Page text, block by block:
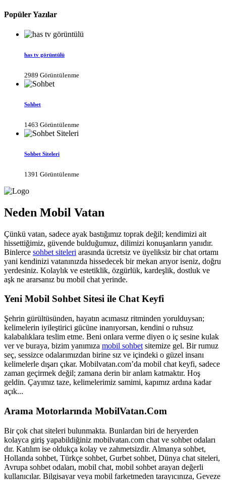
Popüler Yazılar
has tv görüntülü
2989 Görüntülenme
Sohbet
1463 Görüntülenme
Sohbet Siteleri
1391 Görüntülenme
Neden Mobil Vatan
Çünkü vatan, sadece ayak bastığımız toprak değil; kendimizi ait
hissettiğimiz, güvende bulduğumuz, dilimizi konuşanların yanıdır.
Binlerce sohbet siteleri arasında ücretsiz ve üyeliksiz bir chat ortamı
yani kendinizi vatanınızda hissedecek bir mekan arıyor iseniz, doğru
yerdesiniz. Kolaylık ve estetiklik, özgürlük, kardeşlik, dostluk ve
aşk ne ararsanız bu mobil chat yerinde.
Yeni Mobil Sohbet Sitesi ile Chat Keyfi
Şehrin gürültüsünden, hayatın acımasız ritminden yorulduysan;
kelimelerin iyileştirici gücüne inanıyorsan, kendini o ruhsuz
kalabalıklara teslim etme. Beni onlara verme diyen o iç sesine kulak
ver ve buraya, bizim yanımıza mobil sohbet sitemize gel. Bir rumuz
seç, sessizce odalarımızdan birine sız ve içindeki o güzel insanı
kelimelerle dışarı çıkar. Mobilvatan.com’da mobil chat keyfi, sadece
zaman geçirmek değil; zamana derin bir anlam katmaktır. Hoş
geldin. Çayımız taze, kelimelerimiz samimi, kapımız ardına kadar
açık...
Arama Motorlarında MobilVatan.Com
Bir çok chat siteleri bulunmakta. Bunlardan biri de heryerden
kolayca giriş yapabildiğiniz mobilvatan.com chat ve sohbet odaları
dır. Katılım ise oldukça kolay ve zahmetsizdir. Almanya sohbet,
Hollanda sohbet, Türkçe sohbet, Gurbet sohbet, Dünya chat siteleri,
Avrupa sohbet odaları, mobil chat, mobil sohbet arayan değerli
kullanıcılar. Bilgisayar veya mobil farketmeden tarayıcınıza, Geveze